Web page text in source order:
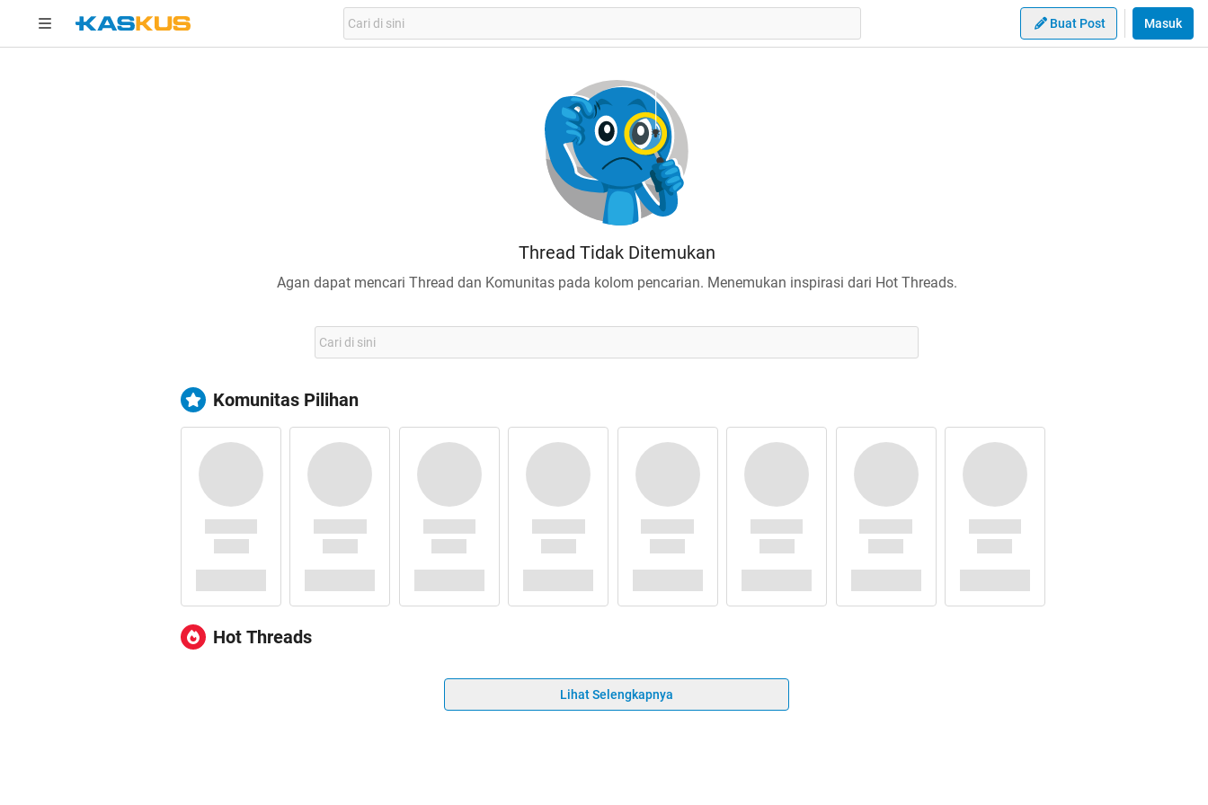
Buat Post Masuk
Thread Tidak Ditemukan
Agan dapat mencari Thread dan Komunitas pada kolom pencarian. Menemukan inspirasi dari Hot Threads.
Komunitas Pilihan
Hot Threads
Lihat Selengkapnya